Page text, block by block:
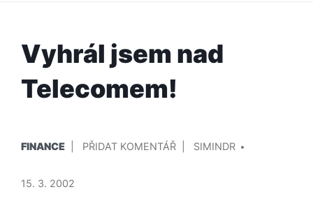
Vyhrál jsem nad
Telecomem!
V
FINANCE PŘIDAT KOMENTÁŘNA
SIMINDR
15. 3. 2002